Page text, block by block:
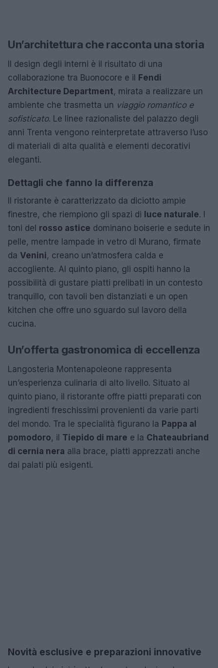
Un’architettura che racconta una storia
Il design degli interni è il risultato di una
collaborazione tra Buonocore e il Fendi
Architecture Department, mirata a realizzare un
ambiente che trasmetta un viaggio romantico e
sofisticato. Le linee razionaliste del palazzo degli
anni Trenta vengono reinterpretate attraverso l’uso
di materiali di alta qualità e elementi decorativi
eleganti.
Dettagli che fanno la differenza
Il ristorante è caratterizzato da diciotto ampie
finestre, che riempiono gli spazi di luce naturale. I
toni del rosso astice dominano boiserie e sedute in
pelle, mentre lampade in vetro di Murano, firmate
da Venini, creano un’atmosfera calda e
accogliente. Al quinto piano, gli ospiti hanno la
possibilità di gustare piatti prelibati in un contesto
tranquillo, con tavoli ben distanziati e un open
kitchen che offre uno sguardo sul lavoro della
cucina.
Un’offerta gastronomica di eccellenza
Langosteria Montenapoleone rappresenta
un’esperienza culinaria di alto livello. Situato al
quinto piano, il ristorante offre piatti preparati con
ingredienti freschissimi provenienti da varie parti
del mondo. Tra le specialità figurano la Pappa al
pomodoro, il Tiepido di mare e la Chateaubriand
di cernia nera alla brace, piatti apprezzati anche
dai palati più esigenti.
Novità esclusive e preparazioni innovative